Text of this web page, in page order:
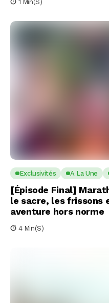
1 Min(s)
Exclusivités A La Une
[Épisode Final]
le sacre, les frissons
aventure hors norme
4 Min(s)